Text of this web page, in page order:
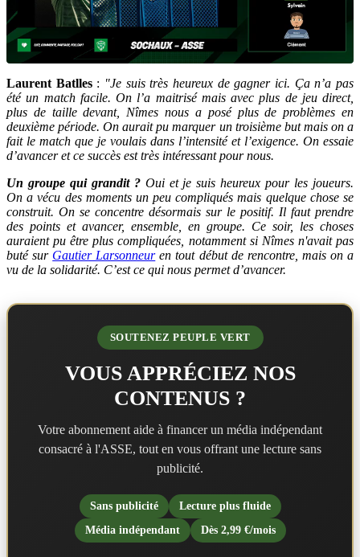
Laurent Batlles: "Je suis très heureux de gagner ici. Ça n’a pas
été un match facile. On l’a maitrisé mais avec plus de jeu direct,
plus de taille devant, Nîmes nous a posé plus de problèmes en
deuxième période. On aurait pu marquer un troisième but mais on a
fait le match que je voulais dans l’intensité et l’exigence. On essaie
d’avancer et ce succès est très intéressant pour nous.
Un groupe qui grandit ? Oui et je suis heureux pour les joueurs.
On a vécu des moments un peu compliqués mais quelque chose se
construit. On se concentre désormais sur le positif. Il faut prendre
des points et avancer, ensemble, en groupe. Ce soir, les choses
auraient pu être plus compliquées, notamment si Nîmes n'avait pas
buté sur Gautier Larsonneuren tout début de rencontre, mais on a
vu de la solidarité. C’est ce qui nous permet d’avancer.
SOUTENEZ PEUPLE VERT
VOUS APPRÉCIEZ NOS
CONTENUS ?
Votre abonnement aide à financer un média indépendant
consacré à l'ASSE, tout en vous offrant une lecture sans
publicité.
Sans publicité
Lecture plus fluide
Média indépendant
Dès 2,99 €/mois